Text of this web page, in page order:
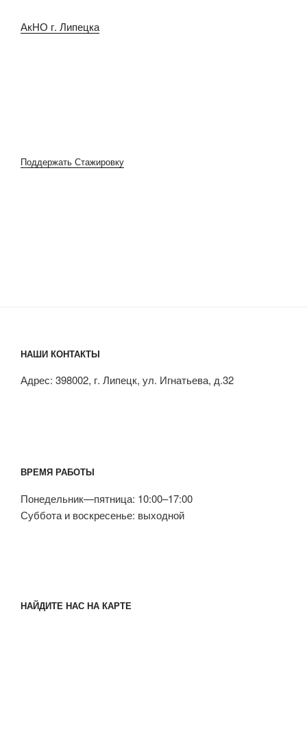
АкНО г. Липецка
Поддержать Стажировку
НАШИ КОНТАКТЫ
Адрес: 398002, г. Липецк, ул. Игнатьева, д.32
ВРЕМЯ РАБОТЫ
Понедельник—пятница: 10:00–17:00
Суббота и воскресенье: выходной
НАЙДИТЕ НАС НА КАРТЕ